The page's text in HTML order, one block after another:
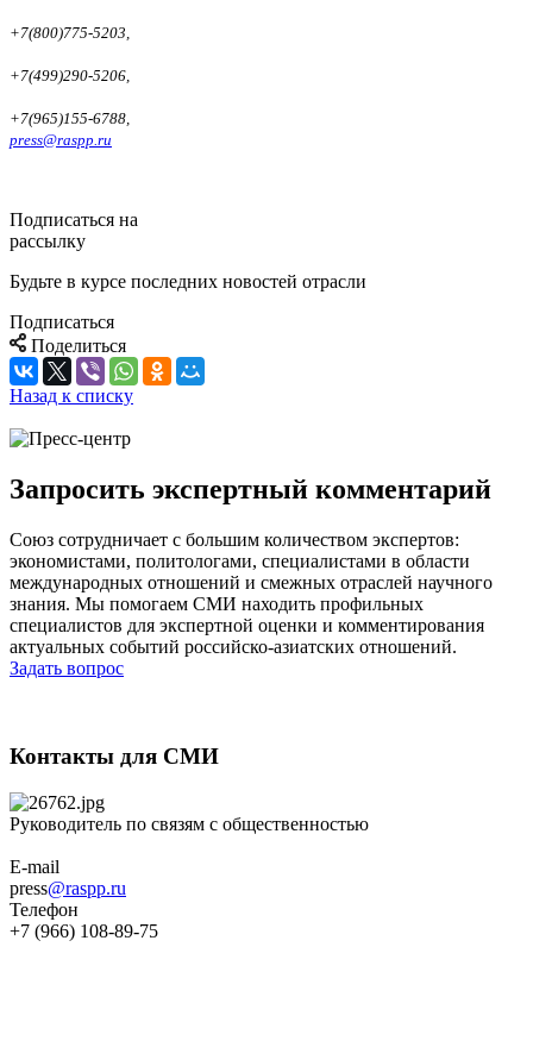
+7(800)775-5203,
+7(499)290-5206,
+7(965)155-6788,
press@raspp.ru
Подписаться на
рассылку
Будьте в курсе последних новостей отрасли
Подписаться
Поделиться
Назад к списку
Запросить экспертный комментарий
Союз сотрудничает с большим количеством экспертов:
экономистами, политологами, специалистами в области
международных отношений и смежных отраслей научного
знания. Мы помогаем СМИ находить профильных
специалистов для экспертной оценки и комментирования
актуальных событий российско-азиатских отношений.
Задать вопрос
Контакты для СМИ
Руководитель по связям с общественностью
E-mail
press@raspp.ru
Телефон
+7 (966) 108-89-75